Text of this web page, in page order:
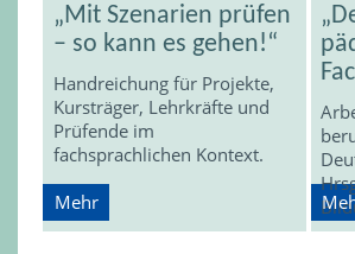
„Mit Szenarien prüfen
– so kann es gehen!“
Handreichung für Projekte,
Kursträger, Lehrkräfte und
Prüfende im
fachsprachlichen Kontext.
Mehr